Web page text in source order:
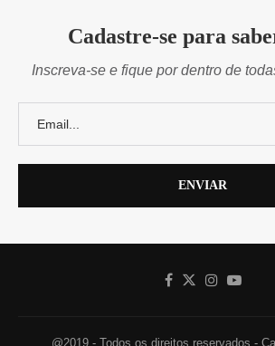
Cadastre-se para
Inscreva-se e fique por dentro de
@2019 - Todos os direitos reservados -